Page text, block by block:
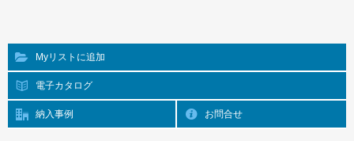
Myリストに追加
電子カタログ
納入事例 お問合せ